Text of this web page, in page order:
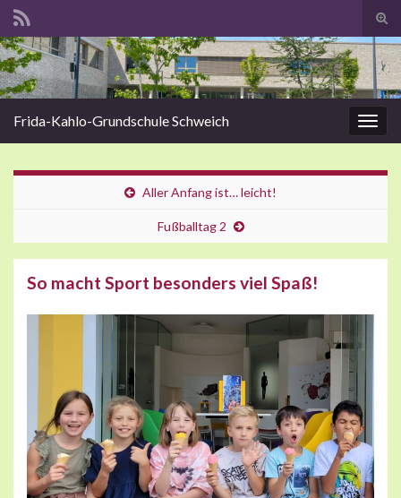
Search for:
Frida-Kahlo-Grundschule Schweich
Aller Anfang ist… leicht!
Fußballtag 2
So macht Sport besonders viel Spaß!